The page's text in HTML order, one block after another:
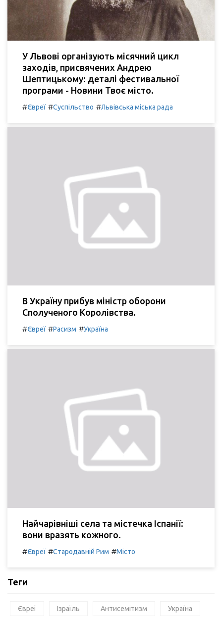
У Львові організують місячний цикл
заходів, присвячених Андрею
Шептицькому: деталі фестивальної
програми - Новини Твоє місто.
#Євреї #Суспільство #Львівська міська рада
В Україну прибув міністр оборони
Сполученого Королівства.
#Євреї #Расизм #Україна
Найчарівніші села та містечка Іспанії:
вони вразять кожного.
#Євреї #Стародавній Рим #Місто
Теги
Євреї Ізраїль Антисемітизм Україна